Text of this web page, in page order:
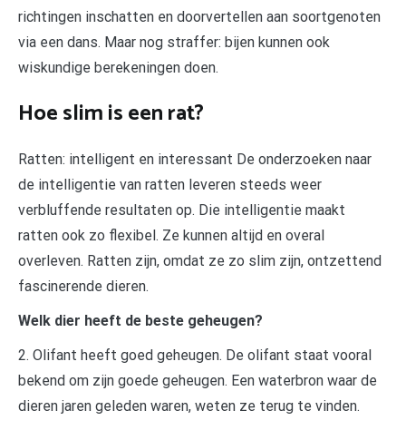
richtingen inschatten en doorvertellen aan soortgenoten
via een dans. Maar nog straffer: bijen kunnen ook
wiskundige berekeningen doen.
Hoe slim is een rat?
Ratten: intelligent en interessant De onderzoeken naar
de intelligentie van ratten leveren steeds weer
verbluffende resultaten op. Die intelligentie maakt
ratten ook zo flexibel. Ze kunnen altijd en overal
overleven. Ratten zijn, omdat ze zo slim zijn, ontzettend
fascinerende dieren.
Welk dier heeft de beste geheugen?
2. Olifant heeft goed geheugen. De olifant staat vooral
bekend om zijn goede geheugen. Een waterbron waar de
dieren jaren geleden waren, weten ze terug te vinden.